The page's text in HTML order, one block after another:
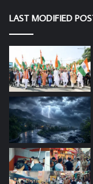
LAST MODIFIED